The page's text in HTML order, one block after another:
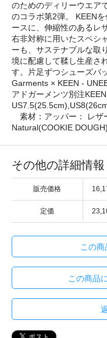
のためのディリーウエア
のコラボ第2弾。 KEEN
ースに、伸縮性のあるレ
右非対称に用いたスペシ
ーも、サステナブルな取
境に配慮して鞣し生産さ
す。片足ずつシューズ
Garments × KEEN -
アドガーメンツ別注
素材：アッパー： レザ
Natural(COOKIE
その他の詳細情報
販売価格
定価
この商
この商品